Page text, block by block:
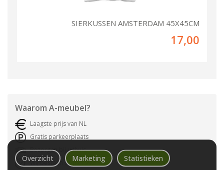
SIERKUSSEN AMSTERDAM 45X45CM
17,00
Waarom A-meubel?
Laagste prijs van NL
Gratis parkeerplaats
Bezorgen bij u thuis
Wij bestaan sinds 1992!
Overzicht Marketing Statistieken